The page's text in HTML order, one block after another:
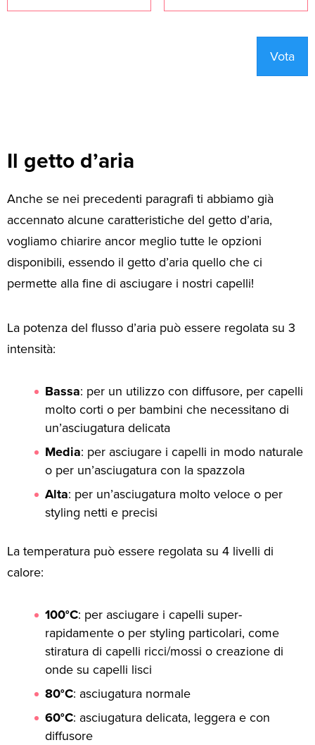
Vota
Il getto d’aria
Anche se nei precedenti paragrafi ti abbiamo già
accennato alcune caratteristiche del getto d’aria,
vogliamo chiarire ancor meglio tutte le opzioni
disponibili, essendo il getto d’aria quello che ci
permette alla fine di asciugare i nostri capelli!
La potenza del flusso d’aria può essere regolata su 3
intensità:
Bassa: per un utilizzo con diffusore, per capelli
molto corti o per bambini che necessitano di
un’asciugatura delicata
Media: per asciugare i capelli in modo naturale
o per un’asciugatura con la spazzola
Alta: per un’asciugatura molto veloce o per
styling netti e precisi
La temperatura può essere regolata su 4 livelli di
calore:
100°C: per asciugare i capelli super-
rapidamente o per styling particolari, come
stiratura di capelli ricci/mossi o creazione di
onde su capelli lisci
80°C: asciugatura normale
60°C: asciugatura delicata, leggera e con
diffusore